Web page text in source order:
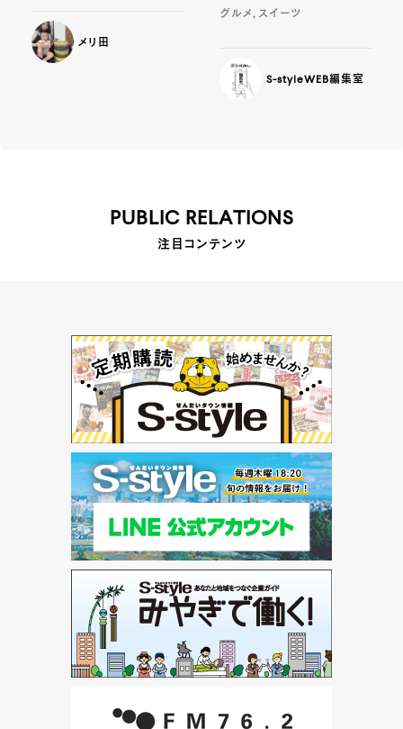
メリ田
グルメ, スイーツ
S-styleWEB編集室
PUBLIC RELATIONS
注目コンテンツ